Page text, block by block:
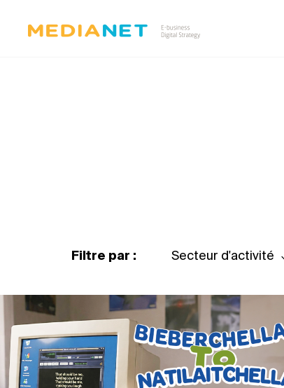
Filtre par : Secteur d'activité
PIC Madagascar
ONG & Bailleur de fonds
E-gov